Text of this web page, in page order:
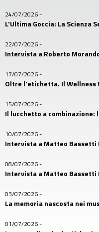
24/07/2026-
L'Ultima Goccia: La Scienza
22/07/2026-
Intervista a Roberto
17/07/2026-
Oltre l'etichetta. Il Wellness
15/07/2026-
Il lucchetto a
10/07/2026-
Intervista a Matteo Bassetti
08/07/2026-
Intervista a Matteo Bassetti
03/07/2026-
La memoria nascosta nei
01/07/2026-